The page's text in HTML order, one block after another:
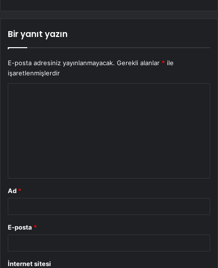
Bir yanıt yazın
E-posta adresiniz yayınlanmayacak. Gerekli alanlar * ile
işaretlenmişlerdir
Ad *
E-posta *
İnternet sitesi